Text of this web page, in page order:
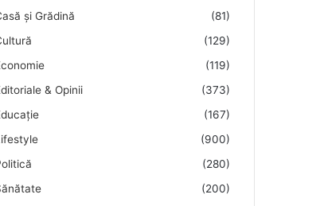
și Grădină
(81)
(129)
(119)
& Opinii
(373)
(167)
(900)
(280)
(200)